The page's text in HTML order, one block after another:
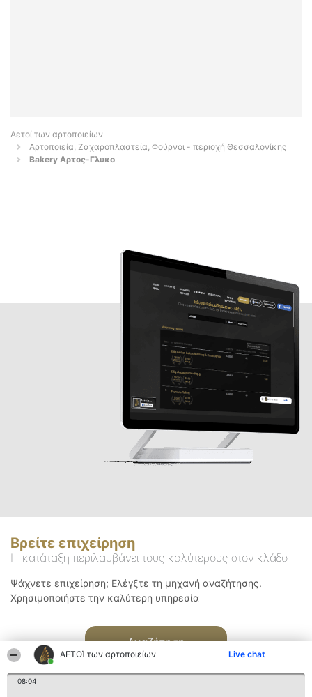
ΑΕΤΟΊ των αρτοποιείων Live chat
08:04
Αετοί των αρτοποιείων
Αρτοποιεία, Ζαχαροπλαστεία, Φούρνοι - περιοχή Θεσσαλονίκης
Bakery Αρτος-Γλυκο
Βρείτε επιχείρηση
Η κατάταξη περιλαμβάνει τους καλύτερους στον κλάδο
Ψάχνετε επιχείρηση; Ελέγξτε τη μηχανή αναζήτησης.
Χρησιμοποιήστε την καλύτερη υπηρεσία
Αναζήτηση